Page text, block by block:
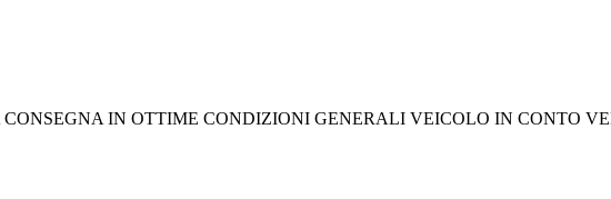
CONSEGNA IN OTTIME CONDIZIONI GENERALI VEICOLO IN CONTO